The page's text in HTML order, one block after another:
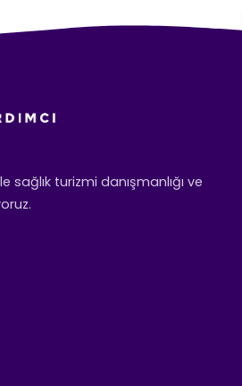
sağlık turizmi danışmanlığı ve